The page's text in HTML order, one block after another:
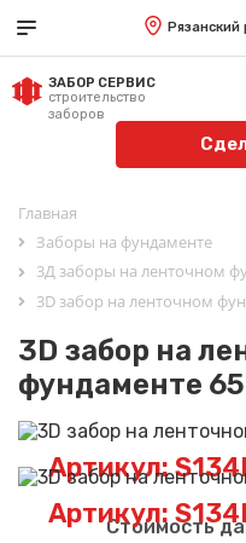
Рязанский
ЗАБОР СЕРВИС
строительство
заборов
Главная
Заборы на фундаменте
3Д заборы на ленточном
3D забор на ленточном
3D забор на
фундаменте
Артикул:
Артикул:Стоимость